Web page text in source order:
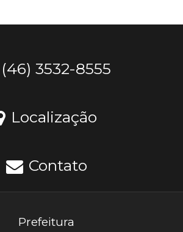
(46) 3532-8555
Localização
Contato
Prefeitura